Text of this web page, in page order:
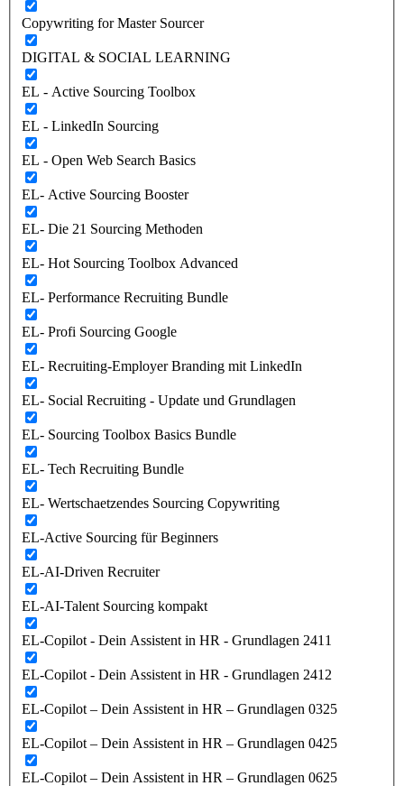
Copywriting for Master Sourcer
DIGITAL & SOCIAL LEARNING
EL - Active Sourcing Toolbox
EL - LinkedIn Sourcing
EL - Open Web Search Basics
EL- Active Sourcing Booster
EL- Die 21 Sourcing Methoden
EL- Hot Sourcing Toolbox Advanced
EL- Performance Recruiting Bundle
EL- Profi Sourcing Google
EL- Recruiting-Employer Branding mit LinkedIn
EL- Social Recruiting - Update und Grundlagen
EL- Sourcing Toolbox Basics Bundle
EL- Tech Recruiting Bundle
EL- Wertschaetzendes Sourcing Copywriting
EL-Active Sourcing für Beginners
EL-AI-Driven Recruiter
EL-AI-Talent Sourcing kompakt
EL-Copilot - Dein Assistent in HR - Grundlagen 2411
EL-Copilot - Dein Assistent in HR - Grundlagen 2412
EL-Copilot – Dein Assistent in HR – Grundlagen 0325
EL-Copilot – Dein Assistent in HR – Grundlagen 0425
EL-Copilot – Dein Assistent in HR – Grundlagen 0625